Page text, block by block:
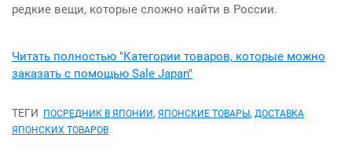
редкие вещи, которые сложно найти в России.
Читать полностью "Категории товаров, которые можно
заказать с помощью Sale Japan"
ТЕГИ ПОСРЕДНИК В ЯПОНИИ, ЯПОНСКИЕ ТОВАРЫ, ДОСТАВКА
ЯПОНСКИХ ТОВАРОВ